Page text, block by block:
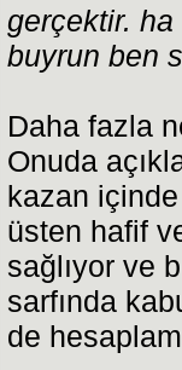
gerçektir.
buyrun ben
Daha fazla
Onuda
kazan
üsten hafif
sağlıyor ve
sarfında
de